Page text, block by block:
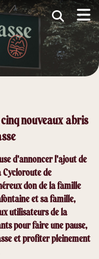
)
arrivants )
nouveaux abris
d'annoncer l'ajout de
de
don de la famille
et sa famille,
utilisateurs de la
pour faire une pause,
et profiter pleinement